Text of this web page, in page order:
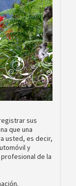
sus
que una
usted, es decir,
y
de la